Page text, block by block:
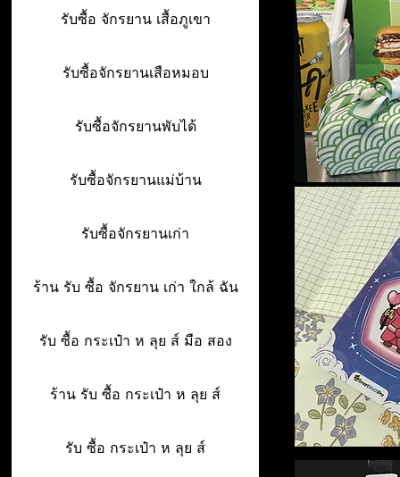
รับซื้อ จักรยาน เสื้อภูเขา
รับซื้อจักรยานเสือหมอบ
รับซื้อจักรยานพับได้
รับซื้อจักรยานแม่บ้าน
รับซื้อจักรยานเก่า
ร้าน รับ ซื้อ จักรยาน เก่า ใกล้ ฉัน
รับ ซื้อ กระเป๋า ห ลุย ส์ มือ สอง
ร้าน รับ ซื้อ กระเป๋า ห ลุย ส์
รับ ซื้อ กระเป๋า ห ลุย ส์